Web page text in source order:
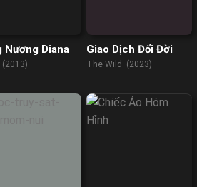
Nương Diana Giao Dịch Đổi Đời
The Wild (2023)